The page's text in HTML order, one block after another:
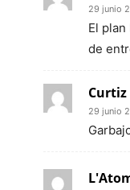
29 junio
El
de
Curtiz
29 junio